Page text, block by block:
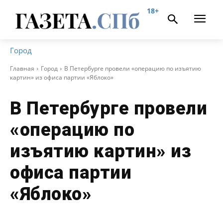
18+
Город
Главная Город
В Петербурге провели «операцию по изъятию
картин» из офиса партии «Яблоко»
В Петербурге провели
«операцию по
изъятию картин» из
офиса партии
«Яблоко»